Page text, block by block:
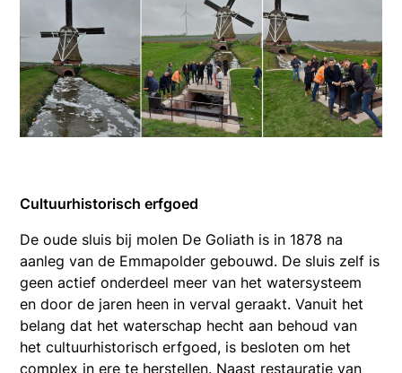
Cultuurhistorisch erfgoed
De oude sluis bij molen De Goliath is in 1878 na
aanleg van de Emmapolder gebouwd. De sluis zelf is
geen actief onderdeel meer van het watersysteem
en door de jaren heen in verval geraakt. Vanuit het
belang dat het waterschap hecht aan behoud van
het cultuurhistorisch erfgoed, is besloten om het
complex in ere te herstellen. Naast restauratie van